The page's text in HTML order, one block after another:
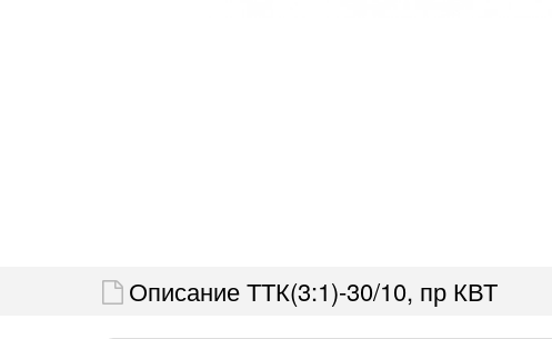
Описание ТТК(3:1)-30/10, пр КВТ